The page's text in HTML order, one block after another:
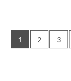
1 2 3